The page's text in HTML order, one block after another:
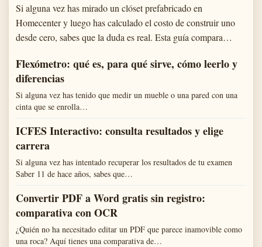
Si alguna vez has mirado un clóset prefabricado en
Homecenter y luego has calculado el costo de construir uno
desde cero, sabes que la duda es real. Esta guía compara…
Flexómetro: qué es, para qué sirve, cómo leerlo y
diferencias
Si alguna vez has tenido que medir un mueble o una pared con una
cinta que se enrolla…
ICFES Interactivo: consulta resultados y elige
carrera
Si alguna vez has intentado recuperar los resultados de tu examen
Saber 11 de hace años, sabes que…
Convertir PDF a Word gratis sin registro:
comparativa con OCR
¿Quién no ha necesitado editar un PDF que parece inamovible como
una roca? Aquí tienes una comparativa de…